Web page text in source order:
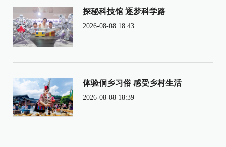
探秘科技馆 逐梦科学路
2026-08-08 18:43
体验侗乡习俗 感受乡村生活
2026-08-08 18:39